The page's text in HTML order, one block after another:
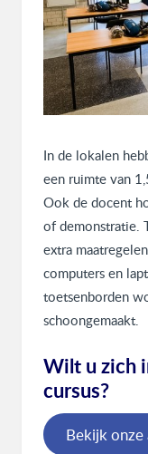
In de lokalen
een ruimte van
Ook de docent
of demonstratie.
extra
computers en
toetsenborden
schoongemaakt.
Wilt u zich
cursus?
Bekijk onze